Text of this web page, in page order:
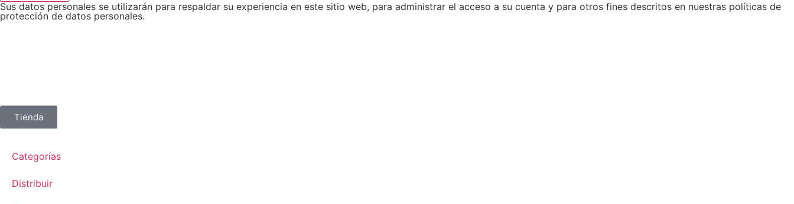
Sus datos personales se utilizarán para respaldar su experiencia en este sitio web, para administrar el acceso a su cuenta y para otros fines descritos en nuestras políticas de
protección de datos personales.
Tienda
Categorías
Distribuir